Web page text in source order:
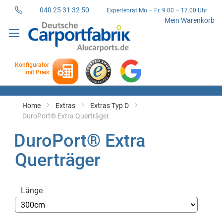
040 25 31 32 50 Expertenrat Mo.– Fr. 9.00 – 17.00 Uhr
Mein Warenkorb
zum
Konfigurator
mit Preis
Home Extras
Extras Typ D
DuroPort® Extra Querträger
DuroPort® Extra
Querträger
Länge